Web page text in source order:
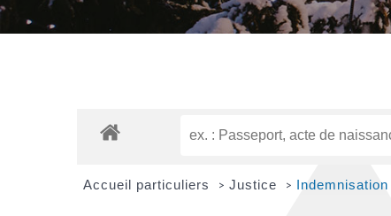
Accueil particuliers > Justice >